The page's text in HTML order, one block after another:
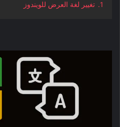
1. تغيير لغة العرض للويندوز